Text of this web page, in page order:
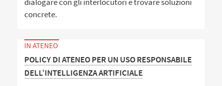
concrete.
IN ATENEO
POLICY DI ATENEO PER UN USO RESPONSABILE
DELL’INTELLIGENZA ARTIFICIALE